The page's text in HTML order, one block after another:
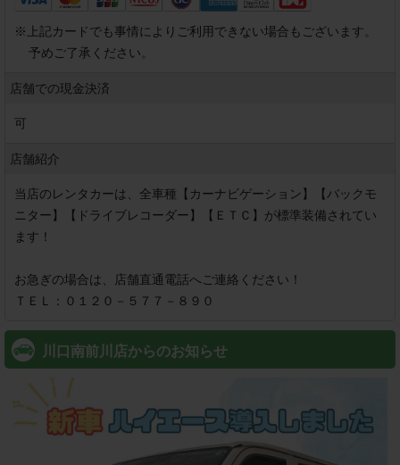
※
上記カードでも事情によりご利用できない場合もございます。
予めご了承ください。
店舗での現金決済
可
店舗紹介
当店のレンタカーは、全車種【カーナビゲーション】【バックモ
ニター】【ドライブレコーダー】【ＥＴＣ】が標準装備されてい
ます！
お急ぎの場合は、店舗直通電話へご連絡ください！
ＴＥＬ：０１２０－５７７－８９０
川口南前川店からのお知らせ